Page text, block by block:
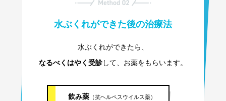
水ぶくれができた後の治療法
水ぶくれができたら、
なるべくはやく受診して、お薬をもらいます。
飲み薬（抗ヘルペスウイルス薬）